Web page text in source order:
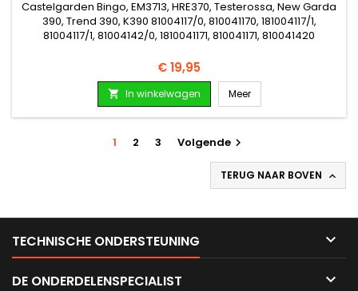
Castelgarden Bingo, EM3713, HRE370, Testerossa, New Garda
390, Trend 390, K390 81004117/0, 810041170, 181004117/1,
81004117/1, 81004142/0, 1810041171, 810041171, 810041420
Prijs
€ 19,95
 In winkelwagen Meer
1 2 3 Volgende 
TERUG NAAR BOVEN 
TECHNISCHE ONDERSTEUNING 
DE ONDERDELENSPECIALIST 